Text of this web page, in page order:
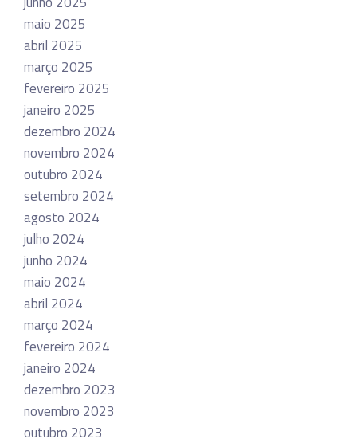
maio 2025
abril 2025
março 2025
fevereiro 2025
janeiro 2025
dezembro 2024
novembro 2024
outubro 2024
setembro 2024
agosto 2024
julho 2024
junho 2024
maio 2024
abril 2024
março 2024
fevereiro 2024
janeiro 2024
dezembro 2023
novembro 2023
outubro 2023